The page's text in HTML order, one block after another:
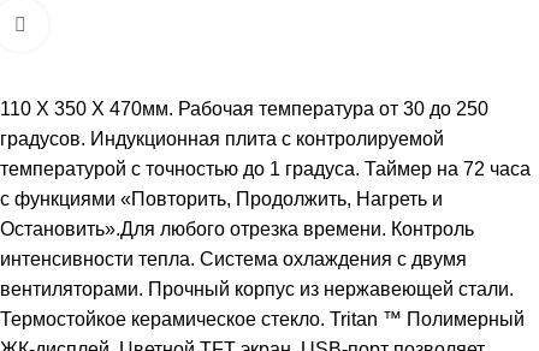
110 X 350 X 470мм. Рабочая температура от 30 до 250
градусов. Индукционная плита с контролируемой
температурой с точностью до 1 градуса. Таймер на 72 часа
с функциями «Повторить, Продолжить, Нагреть и
Остановить».Для любого отрезка времени. Контроль
интенсивности тепла. Система охлаждения с двумя
вентиляторами. Прочный корпус из нержавеющей стали.
Термостойкое керамическое стекло. Tritan ™ Полимерный